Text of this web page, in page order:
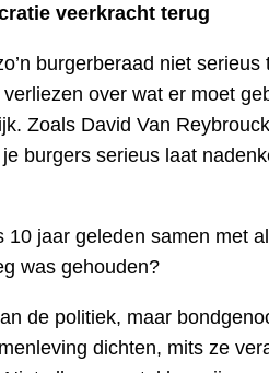
veerkracht terug
burgerberaad niet serieus
over wat er moet
Zoals David Van
burgers serieus laat
10 jaar geleden samen met
was gehouden?
de politiek, maar
dichten, mits ze